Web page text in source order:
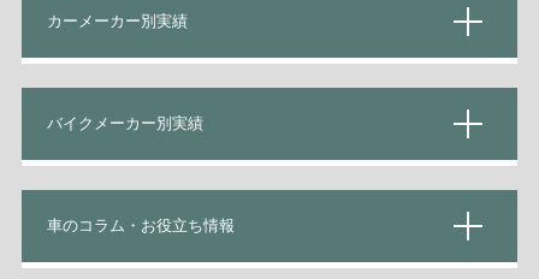
カーメーカー別実績
バイクメーカー別実績
車のコラム・お役立ち情報